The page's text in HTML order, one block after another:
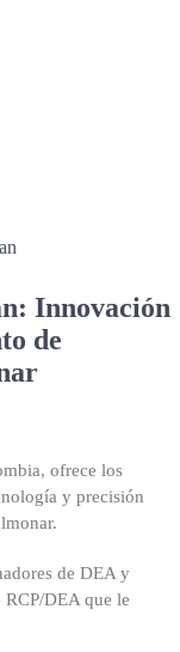
Innovación
de
ofrece los
y precisión
de DEA y
DEA que le